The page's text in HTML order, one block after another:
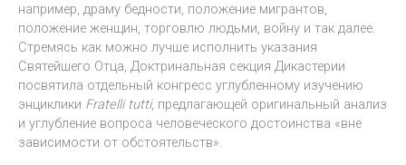
например, драму бедности, положение мигрантов,
положение женщин, торговлю людьми, войну и так далее.
Стремясь как можно лучше исполнить указания
Святейшего Отца, Доктринальная секция Дикастерии
посвятила отдельный конгресс углубленному изучению
энциклики Fratelli tutti, предлагающей оригинальный анализ
и углубление вопроса человеческого достоинства «вне
зависимости от обстоятельств».